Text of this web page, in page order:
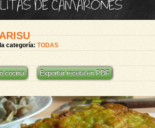
DE CAMARONES
categoría: TODAS
cocina Exportar receta en PDF